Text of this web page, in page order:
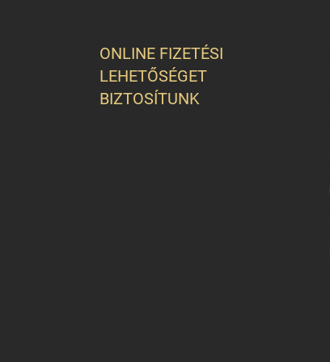
ONLINE FIZETÉSI
LEHETŐSÉGET
BIZTOSÍTUNK